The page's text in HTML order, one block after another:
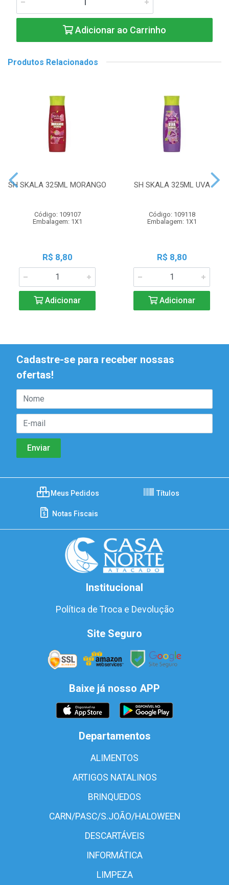
Adicionar ao Carrinho
Produtos Relacionados
SH SKALA 325ML MORANGO
Código: 109107
Embalagem: 1X1
R$ 8,80
Adicionar
SH SKALA 325ML UVA
Código: 109118
Embalagem: 1X1
R$ 8,80
Adicionar
Cadastre-se para receber nossas
ofertas!
Meus Pedidos Títulos
Notas Fiscais
Institucional
Política de Troca e Devolução
Site Seguro
Baixe já nosso APP
Departamentos
ALIMENTOS
ARTIGOS NATALINOS
BRINQUEDOS
CARN/PASC/S.JOÃO/HALOWEEN
DESCARTÁVEIS
INFORMÁTICA
LIMPEZA